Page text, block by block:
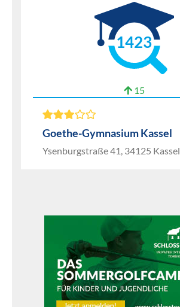
1423
15
Goethe-Gymnasium Kassel
Ysenburgstraße 41, 34125 Kassel